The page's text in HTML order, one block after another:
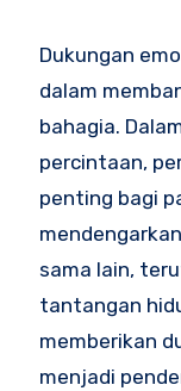
Dukungan emosional adalah fondasi utama
dalam
bahagia.
percintaan,
penting bagi
sama lain,
tantangan
memberikan
menjadi